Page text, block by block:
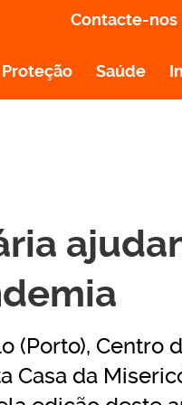
Contacte-nos
Proteção Saúde
(Porto), Centro
Casa da